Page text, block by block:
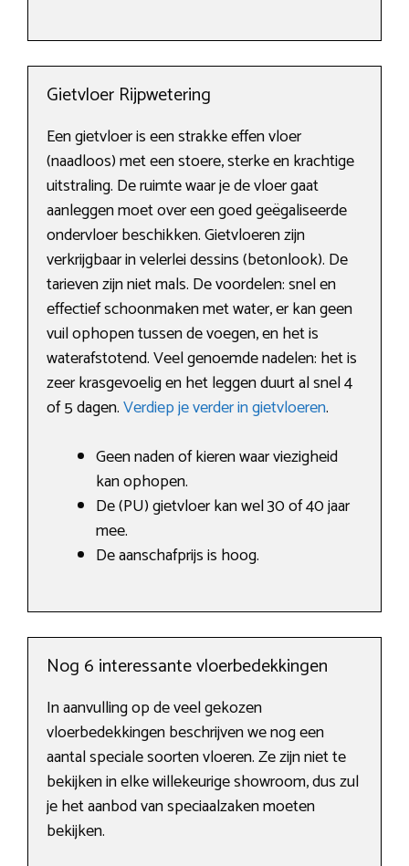
Gietvloer Rijpwetering
Een gietvloer is een strakke effen vloer
(naadloos) met een stoere, sterke en krachtige
uitstraling. De ruimte waar je de vloer gaat
aanleggen moet over een goed geëgaliseerde
ondervloer beschikken. Gietvloeren zijn
verkrijgbaar in velerlei dessins (betonlook). De
tarieven zijn niet mals. De voordelen: snel en
effectief schoonmaken met water, er kan geen
vuil ophopen tussen de voegen, en het is
waterafstotend. Veel genoemde nadelen: het is
zeer krasgevoelig en het leggen duurt al snel 4
of 5 dagen.Verdiep je verder in gietvloeren.
Geen naden of kieren waar viezigheid
kan ophopen.
De (PU) gietvloer kan wel 30 of 40 jaar
mee.
De aanschafprijs is hoog.
Nog 6 interessante vloerbedekkingen
In aanvulling op de veel gekozen
vloerbedekkingen beschrijven we nog een
aantal speciale soorten vloeren. Ze zijn niet te
bekijken in elke willekeurige showroom, dus zul
je het aanbod van speciaalzaken moeten
bekijken.